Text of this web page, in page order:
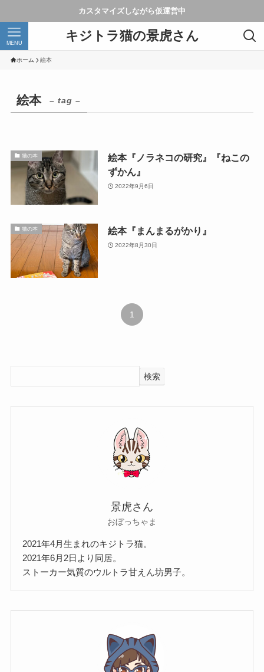
カスタマイズしながら仮運営中
キジトラ猫の景虎さん
MENU
ホーム 絵本
絵本 – tag –
猫の本
絵本『ノラネコの研究』『ねこの
ずかん』
2022年9月6日
猫の本 絵本『まんまるがかり』
2022年8月30日
1
検索
景虎さん
おぼっちゃま
2021年4月生まれのキジトラ猫。
2021年6月2日より同居。
ストーカー気質のウルトラ甘えん坊男子。